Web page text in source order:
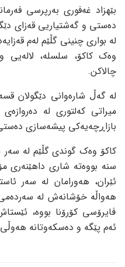
بێهزاد غەفوری بەرپرسی
لە بواری چنینی گڵێم لەم
وەک کاکۆ، سلسلە، لالەیی و
چالاکن.
لە گەڵ شارەوانی دێگولان
میراتی کەلتوری لە
بازاڕچەیەکی پیشەسازی
کاکۆ وەک گوندی گڵێم لە سەر
سنە بووەتە شاری داهێنەری
ئێران، هەورامان لە سەر
هەواڵە خۆشانەش لە
ڤایرۆسی کۆرۆنا بووە،
ئەم پێگە و دەسکەوتانە